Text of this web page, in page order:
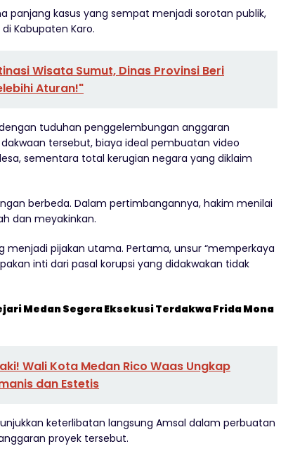
panjang kasus yang sempat menjadi sorotan publik,
Kabupaten Karo.
Wisata Sumut, Dinas Provinsi Beri
Aturan!"
tuduhan penggelembungan anggaran
tersebut, biaya ideal pembuatan video
sementara total kerugian negara yang diklaim
berbeda. Dalam pertimbangannya, hakim menilai
dan meyakinkan.
pijakan utama. Pertama, unsur “memperkaya
inti dari pasal korupsi yang didakwakan tidak
Medan Segera Eksekusi Terdakwa Frida Mona
Wali Kota Medan Rico Waas Ungkap
dan Estetis
keterlibatan langsung Amsal dalam perbuatan
proyek tersebut.